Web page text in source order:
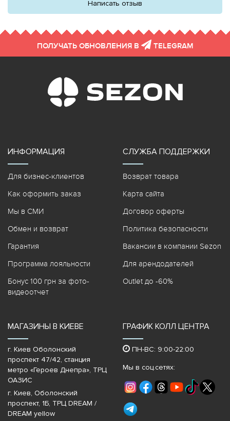
Написать отзыв
ПОЛУЧАТЬ ОБНОВЛЕНИЯ В TELEGRAM
ИНФОРМАЦИЯ
Для бизнес-клиентов
Как оформить заказ
Мы в СМИ
Обмен и возврат
Гарантия
Программа лояльности
Бонус 100 грн за фото-
видеоотчет
СЛУЖБА ПОДДЕРЖКИ
Возврат товара
Карта сайта
Договор оферты
Политика безопасности
Вакансии в компании Sezon
Для арендодателей
Outlet до -60%
МАГАЗИНЫ В КИЕВЕ
г. Киев Оболонский
проспект 47/42, станция
метро «Героев Днепра»‎, ТРЦ
ОАЗИС
г. Киев, Оболонский
проспект, 1Б, ТРЦ DREAM /
DREAM yellow
ГРАФИК КОЛЛ ЦЕНТРА
ПН-ВС: 9:00-22:00
Мы в соц.сетях: